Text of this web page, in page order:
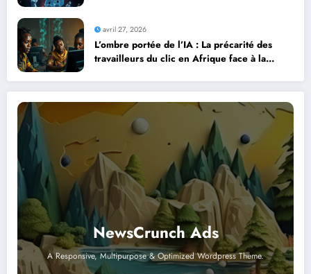
avril 27, 2026
L’ombre portée de l’IA : La précarité des
travailleurs du clic en Afrique face à la
NewsCrunch Ads
A Responsive, Multipurpose & Optimized Wordpress Theme.